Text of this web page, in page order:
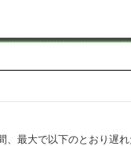
、最大で以下のとおり遅